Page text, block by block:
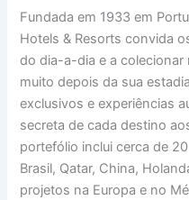
Fundada em 1933 em
Hotels & Resorts convida
do dia-a-dia e a colecionar
muito depois da sua
exclusivos e experiências
secreta de cada destino
portefólio inclui cerca de
Brasil, Qatar, China,
projetos na Europa e no